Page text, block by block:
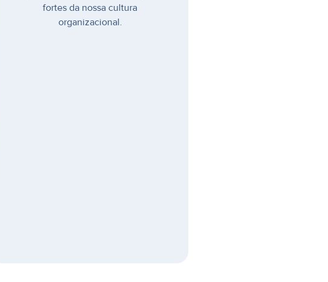
fortes da nossa cultura
organizacional.